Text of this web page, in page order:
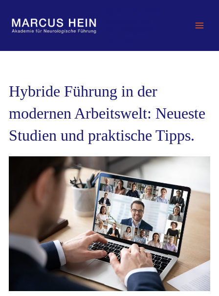
springen
Hybride Führung in der
modernen Arbeitswelt: Neueste
Studien und praktische Tipps.